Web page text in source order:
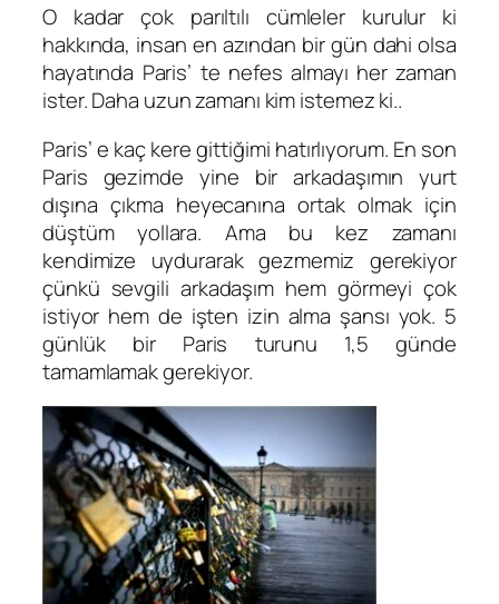
O kadar çok parıltılı cümleler kurulur ki
hakkında, insan en azından bir gün dahi olsa
hayatında Paris’ te nefes almayı her zaman
ister. Daha uzun zamanı kim istemez ki..
Paris’ e kaç kere gittiğimi hatırlıyorum. En son
Paris gezimde yine bir arkadaşımın yurt
dışına çıkma heyecanına ortak olmak için
düştüm yollara. Ama bu kez zamanı
kendimize uydurarak gezmemiz gerekiyor
çünkü sevgili arkadaşım hem görmeyi çok
istiyor hem de işten izin alma şansı yok. 5
günlük bir Paris turunu 1,5 günde
tamamlamak gerekiyor.